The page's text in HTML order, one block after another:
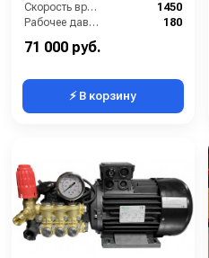
Скорость вращения (об/мин):
1450
Рабочее давление (бар):
180
Мощность (кВт):
71 000 руб.
⚡ В корзину